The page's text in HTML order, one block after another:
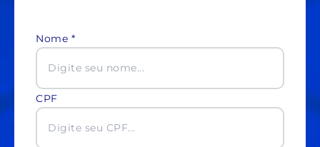
Nome *
CPF